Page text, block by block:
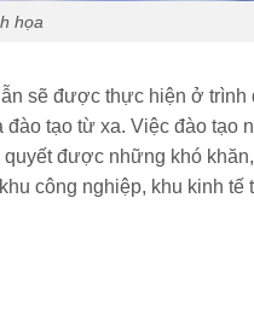
họa
sẽ được thực hiện ở trình
tạo từ xa. Việc đào tạo
được những khó
công nghiệp, khu kinh tế